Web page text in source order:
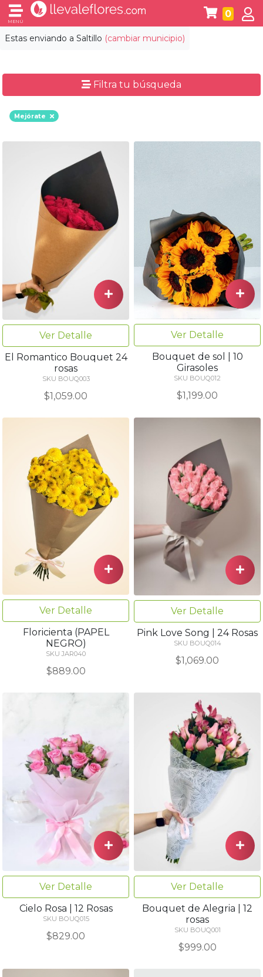
Estas enviando a Saltillo (cambiar municipio)
MENÚ
0
Filtra tu búsqueda
Mejórate
Ver Detalle
El Romantico Bouquet 24
rosas
SKU BOUQ003
$1,059.00
Ver Detalle
Bouquet de sol | 10
Girasoles
SKU BOUQ012
$1,199.00
Ver Detalle
Floricienta (PAPEL
NEGRO)
SKU JAR040
$889.00
Ver Detalle
Pink Love Song | 24 Rosas
SKU BOUQ014
$1,069.00
Ver Detalle
Cielo Rosa | 12 Rosas
SKU BOUQ015
$829.00
Ver Detalle
Bouquet de Alegria | 12
rosas
SKU BOUQ001
$999.00